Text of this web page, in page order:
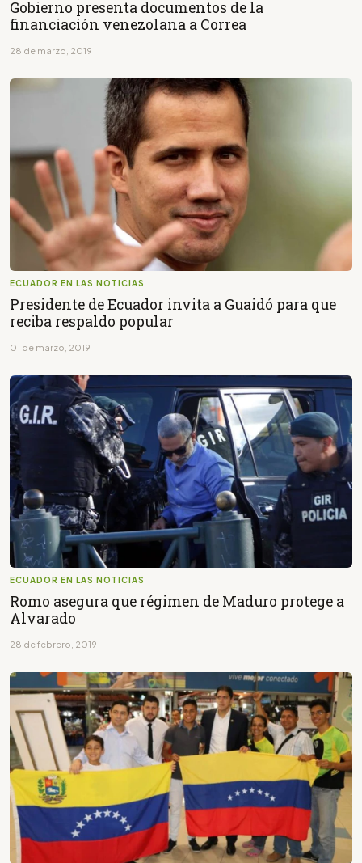
Gobierno presenta documentos de la
financiación venezolana a Correa
28 de marzo, 2019
ECUADOR EN LAS NOTICIAS
Presidente de Ecuador invita a Guaidó para que
reciba respaldo popular
01 de marzo, 2019
ECUADOR EN LAS NOTICIAS
Romo asegura que régimen de Maduro protege a
Alvarado
28 de febrero, 2019